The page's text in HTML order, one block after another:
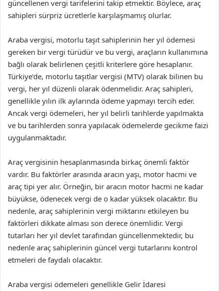
güncellenen vergi tarifelerini takip etmektir. Böylece, araç
sahipleri sürpriz ücretlerle karşılaşmamış olurlar.
Araba vergisi, motorlu taşıt sahiplerinin her yıl ödemesi
gereken bir vergi türüdür ve bu vergi, araçların kullanımına
bağlı olarak belirlenen çeşitli kriterlere göre hesaplanır.
Türkiye’de, motorlu taşıtlar vergisi (MTV) olarak bilinen bu
vergi, her yıl düzenli olarak ödenmelidir. Araç sahipleri,
genellikle yılın ilk aylarında ödeme yapmayı tercih eder.
Ancak vergi ödemeleri, her yıl belirli tarihlerde yapılmakta
ve bu tarihlerden sonra yapılacak ödemelerde gecikme faizi
uygulanmaktadır.
Araç vergisinin hesaplanmasında birkaç önemli faktör
vardır. Bu faktörler arasında aracın yaşı, motor hacmi ve
araç tipi yer alır. Örneğin, bir aracın motor hacmi ne kadar
büyükse, ödenecek vergi de o kadar yüksek olacaktır. Bu
nedenle, araç sahiplerinin vergi miktarını etkileyen bu
faktörleri dikkate alması son derece önemlidir. Vergi
tutarları her yıl devlet tarafından güncellenmektedir, bu
nedenle araç sahiplerinin güncel vergi tutarlarını kontrol
etmeleri de faydalı olacaktır.
Araba vergisi ödemeleri genellikle Gelir İdaresi